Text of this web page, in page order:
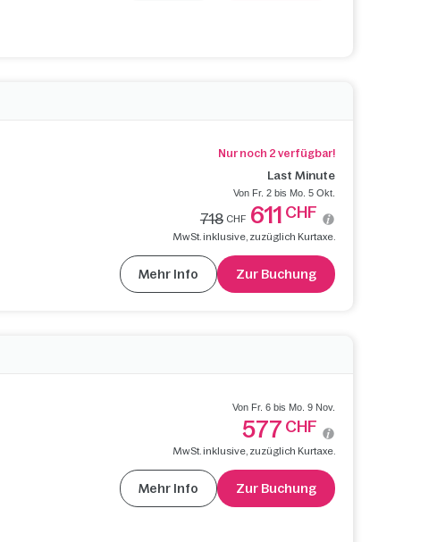
Nur noch 2 verfügbar!
Last Minute
Von Fr. 2 bis Mo. 5 Okt.
718 CHF 611 CHF
MwSt. inklusive, zuzüglich Kurtaxe.
Mehr Info Zur Buchung
Von Fr. 6 bis Mo. 9 Nov.
577 CHF
MwSt. inklusive, zuzüglich Kurtaxe.
Mehr Info Zur Buchung